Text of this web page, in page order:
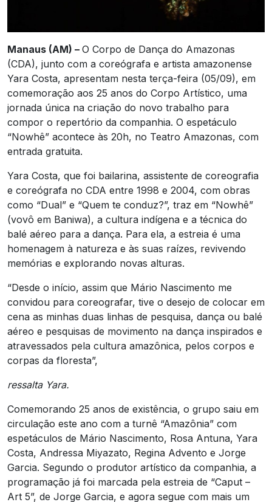
Manaus (AM) – O Corpo de Dança do Amazonas
(CDA), junto com a coreógrafa e artista amazonense
Yara Costa, apresentam nesta terça-feira (05/09), em
comemoração aos 25 anos do Corpo Artístico, uma
jornada única na criação do novo trabalho para
compor o repertório da companhia. O espetáculo
“Nowhê” acontece às 20h, no Teatro Amazonas, com
entrada gratuita.
Yara Costa, que foi bailarina, assistente de coreografia
e coreógrafa no CDA entre 1998 e 2004, com obras
como “Dual” e “Quem te conduz?”, traz em “Nowhê”
(vovô em Baniwa), a cultura indígena e a técnica do
balé aéreo para a dança. Para ela, a estreia é uma
homenagem à natureza e às suas raízes, revivendo
memórias e explorando novas alturas.
“Desde o início, assim que Mário Nascimento me
convidou para coreografar, tive o desejo de colocar em
cena as minhas duas linhas de pesquisa, dança ou balé
aéreo e pesquisas de movimento na dança inspirados e
atravessados pela cultura amazônica, pelos corpos e
corpas da floresta”,
ressalta Yara.
Comemorando 25 anos de existência, o grupo saiu em
circulação este ano com a turnê “Amazônia” com
espetáculos de Mário Nascimento, Rosa Antuna, Yara
Costa, Andressa Miyazato, Regina Advento e Jorge
Garcia. Segundo o produtor artístico da companhia, a
programação já foi marcada pela estreia de “Caput –
Art 5”, de Jorge Garcia, e agora segue com mais um